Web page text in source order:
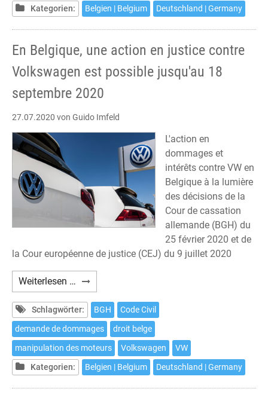
noch
18.
September
2020
möglich
Kategorien:
Belgien | Belgium Deutschland | Germany
En Belgique, une action en justice contre
Volkswagen est possible jusqu'au 18
septembre 2020
27.07.2020 von Guido Imfeld
L'action en
dommages et
intérêts contre VW en
Belgique à la lumière
des décisions de la
Cour de cassation
allemande (BGH) du
25 février 2020 et de
la Cour européenne de justice (CEJ) du 9 juillet 2020
Weiterlesen … En
Belgique,
une
action
en
justice
contre
Schlagwörter: BGH
Code Civil
demande de dommages
droit belge
manipulation des moteurs
Volkswagen
VW
Kategorien:
Belgien | Belgium Deutschland | Germany